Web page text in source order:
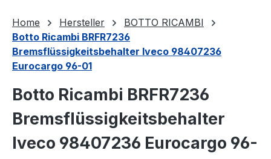
Home Hersteller
BOTTO RICAMBI
Botto Ricambi BRFR7236
Bremsflüssigkeitsbehalter Iveco 98407236
Eurocargo 96-01
Botto Ricambi BRFR7236
Bremsflüssigkeitsbehalter
Iveco 98407236 Eurocargo 96-